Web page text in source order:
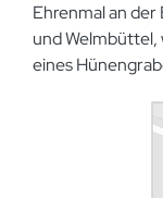
Ehrenmal an
und Welmbüttel,
eines